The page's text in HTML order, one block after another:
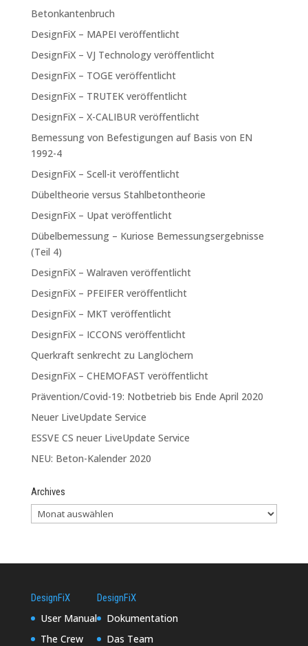
Betonkantenbruch
DesignFiX – MAPEI veröffentlicht
DesignFiX – VJ Technology veröffentlicht
DesignFiX – TOGE veröffentlicht
DesignFiX – TRUTEK veröffentlicht
DesignFiX – X-CALIBUR veröffentlicht
Bemessung von Befestigungen auf Basis von EN
1992-4
DesignFiX – Scell-it veröffentlicht
Dübeltheorie versus Stahlbetontheorie
DesignFiX – Upat veröffentlicht
Dübelbemessung – Kuriose Bemessungsergebnisse
(Teil 4)
DesignFiX – Walraven veröffentlicht
DesignFiX – PFEIFER veröffentlicht
DesignFiX – MKT veröffentlicht
DesignFiX – ICCONS veröffentlicht
Querkraft senkrecht zu Langlöchern
DesignFiX – CHEMOFAST veröffentlicht
Prävention/Covid-19: Notbetrieb bis Ende April 2020
Neuer LiveUpdate Service
ESSVE CS neuer LiveUpdate Service
NEU: Beton-Kalender 2020
Archives
DesignFiX
User Manual
The Crew
DesignFiX
Dokumentation
Das Team